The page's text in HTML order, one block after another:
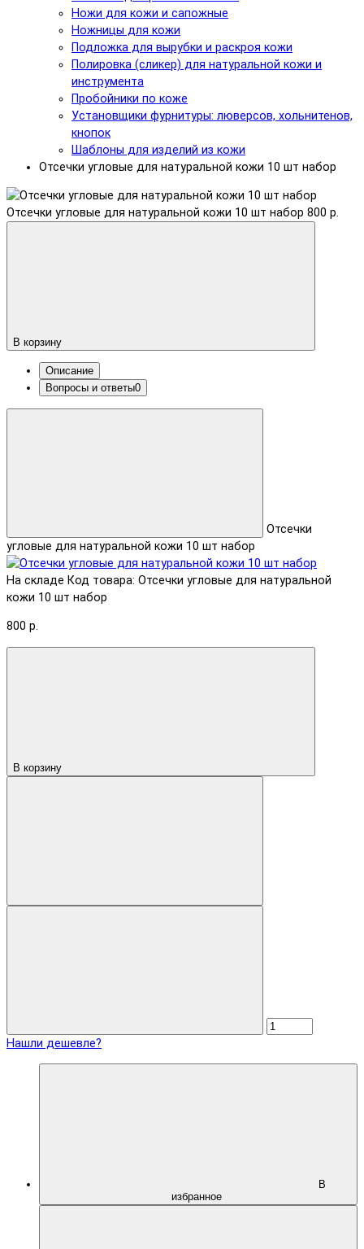
Ножи для кожи и сапожные
Ножницы для кожи
Подложка для вырубки и раскроя кожи
Полировка (сликер) для натуральной кожи и
инструмента
Пробойники по коже
Установщики фурнитуры: люверсов, хольнитенов,
кнопок
Шаблоны для изделий из кожи
Отсечки угловые для натуральной кожи 10 шт набор
Отсечки угловые для натуральной кожи 10 шт набор 800 р.
В корзину
Описание
Вопросы и ответы0
Отсечки
угловые для натуральной кожи 10 шт набор
На складе Код товара: Отсечки угловые для натуральной
кожи 10 шт набор
800 р.
В корзину
Нашли дешевле?
В
избранное